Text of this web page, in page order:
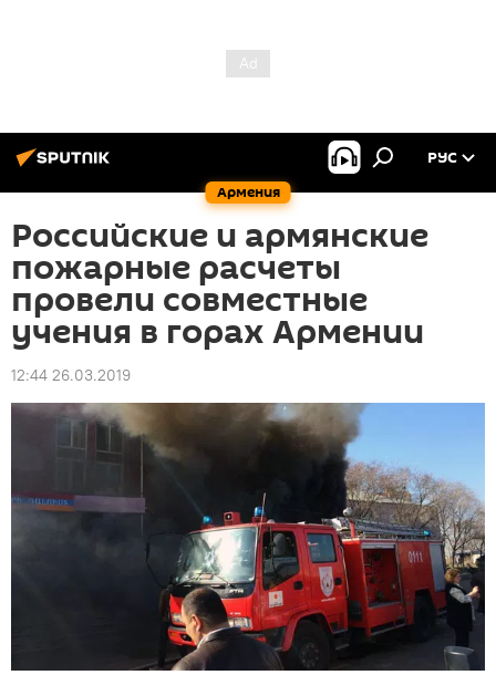
Армения
РУС
Российские и армянские
пожарные расчеты
провели совместные
учения в горах Армении
12:44 26.03.2019